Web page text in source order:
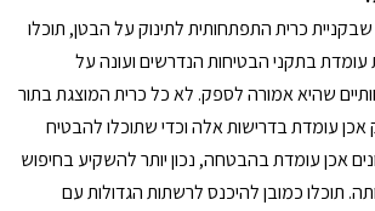
כרית התפתחותית לתינוק על הבטן, תוכלו
עומדת בתקני הבטיחות הנדרשים ועונה על
שהיא אמורה לספק. לא כל כרית המוצגת בתור
אכן עומדת בדרישות אלה וכדי שתוכלו להבטיח
אכן עומדת בהבטחה, נכון יותר להשקיע בחיפוש
תוכלו כמובן להיכנס לרשתות הגדולות עם